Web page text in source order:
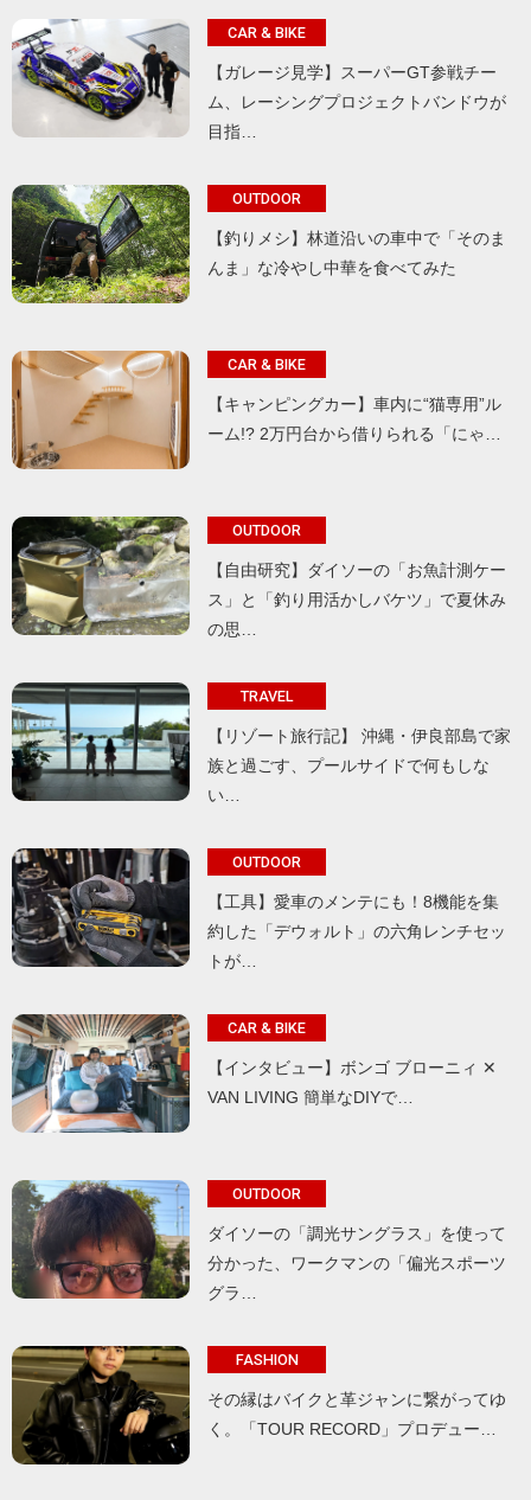
CAR & BIKE
【ガレージ見学】スーパーGT参戦チー
ム、レーシングプロジェクトバンドウが
目指…
OUTDOOR
【釣りメシ】林道沿いの車中で「そのま
んま」な冷やし中華を食べてみた
CAR & BIKE
【キャンピングカー】車内に“猫専用”ル
ーム!? 2万円台から借りられる「にゃ…
OUTDOOR
【自由研究】ダイソーの「お魚計測ケー
ス」と「釣り用活かしバケツ」で夏休み
の思…
TRAVEL
【リゾート旅行記】 沖縄・伊良部島で家
族と過ごす、プールサイドで何もしな
い…
OUTDOOR
【工具】愛車のメンテにも！8機能を集
約した「デウォルト」の六角レンチセッ
トが…
CAR & BIKE
【インタビュー】ボンゴ ブローニィ ✕
VAN LIVING 簡単なDIYで…
OUTDOOR
ダイソーの「調光サングラス」を使って
分かった、ワークマンの「偏光スポーツ
グラ…
FASHION
その縁はバイクと革ジャンに繋がってゆ
く。「TOUR RECORD」プロデュー…